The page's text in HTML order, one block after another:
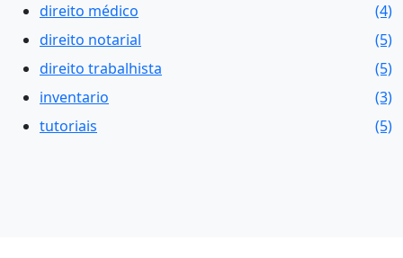
direito médico
(4)
direito notarial
(5)
direito trabalhista
(5)
inventario
(3)
tutoriais
(5)